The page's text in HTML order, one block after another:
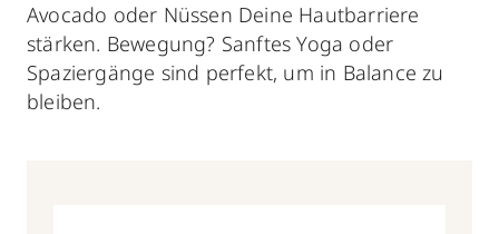
Avocado oder Nüssen Deine Hautbarriere
stärken. Bewegung? Sanftes Yoga oder
Spaziergänge sind perfekt, um in Balance zu
bleiben.